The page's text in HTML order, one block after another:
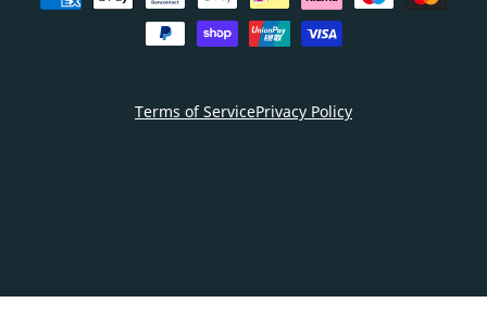
Terms of ServicePrivacy Policy